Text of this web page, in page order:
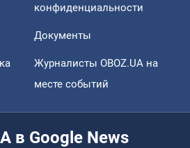
конфиденциальности
Документы
Журналисты OBOZ.UA на
месте событий
в Google News